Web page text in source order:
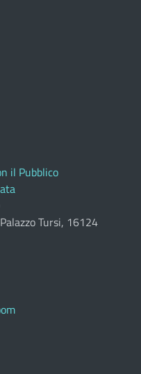
il Pubblico
Tursi, 16124